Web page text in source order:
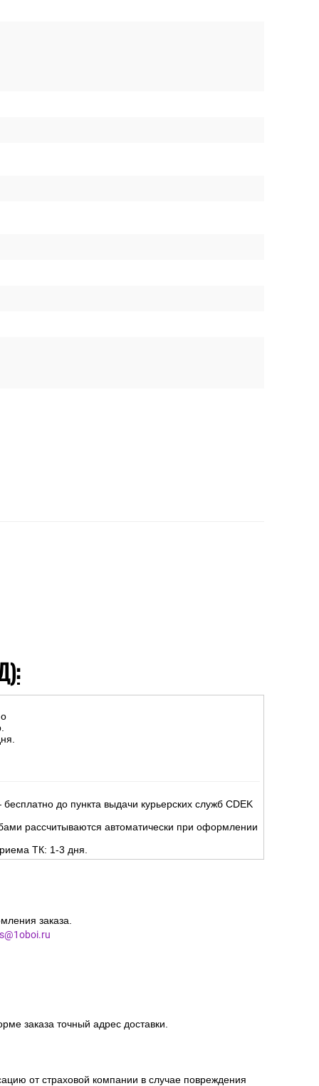
до пункта выдачи курьерских служб CDEK
рассчитываются автоматически при оформлении
ТК: 1-3 дня.
заказа.
заказа точный адрес доставки.
от страховой компании в случае повреждения